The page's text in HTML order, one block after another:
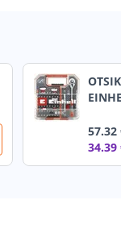
57.32
34.39